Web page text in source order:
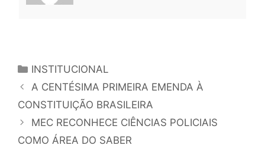
INSTITUCIONAL
A CENTÉSIMA PRIMEIRA EMENDA À
CONSTITUIÇÃO BRASILEIRA
MEC RECONHECE CIÊNCIAS POLICIAIS
COMO ÁREA DO SABER